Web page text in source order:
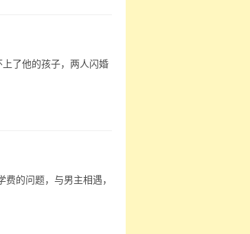
了他的孩子，两人闪婚
的问题，与男主相遇，